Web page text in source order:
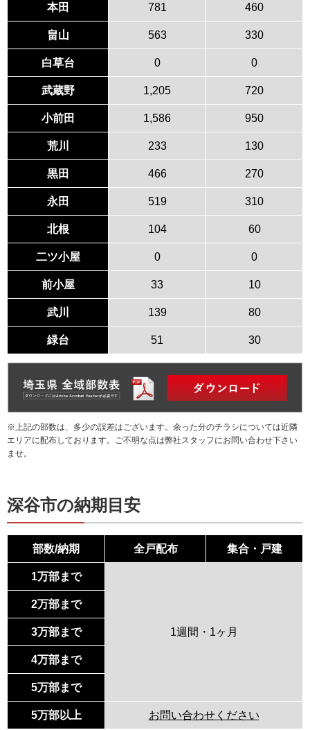
本田 781 460
畠山 563 330
白草台 0 0
武蔵野 1,205 720
小前田 1,586 950
荒川 233 130
黒田 466 270
永田 519 310
北根 104 60
二ツ小屋 0 0
前小屋 33 10
武川 139 80
緑台 51 30
※上記の部数は、多少の誤差はございます。余った分のチラシについては近隣
エリアに配布しております。ご不明な点は弊社スタッフにお問い合わせ下さい
ませ。
深谷市の納期目安
部数/納期 全戸配布 集合・戸建
1万部まで
1週間・1ヶ月
2万部まで
3万部まで
4万部まで
5万部まで
5万部以上 お問い合わせください